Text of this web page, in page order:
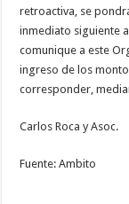
retroactiva, se
inmediato siguiente
comunique a este
ingreso de los
corresponder,
Carlos Roca y Asoc.
Fuente: Ambito